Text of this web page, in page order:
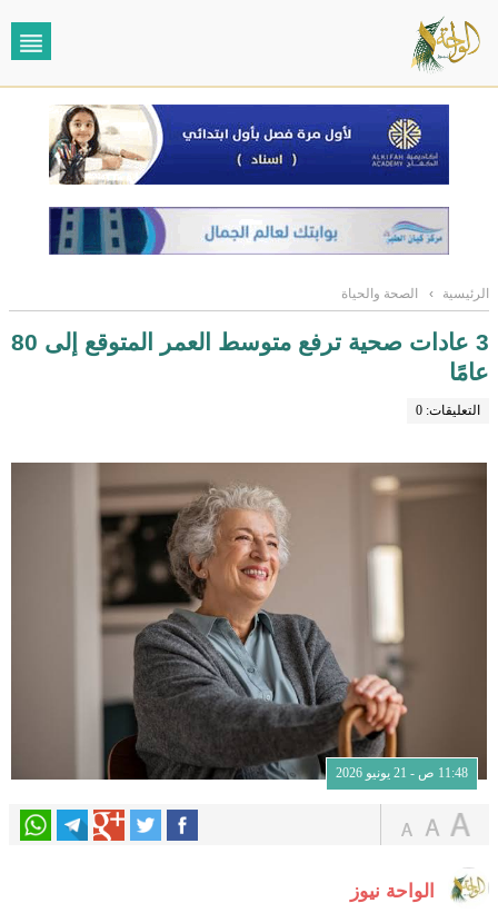
الرئيسية › الصحة والحياة
3 عادات صحية ترفع متوسط العمر المتوقع إلى 80
عامًا
التعليقات: 0
11:48 ص - 21 يونيو 2026
الواحة نيوز